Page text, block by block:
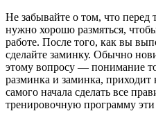
Не забывайте о том, что перед
нужно хорошо размяться,
работе. После того, как вы
сделайте заминку. Обычно
этому вопросу — понимание
разминка и заминка,
самого начала сделать все
тренировочную программу